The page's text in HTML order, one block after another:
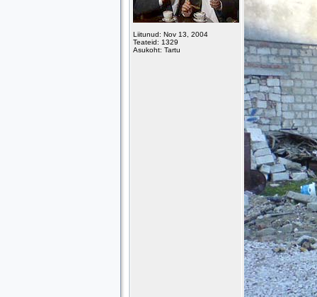
Liitunud: Nov 13, 2004
Teateid: 1329
Asukoht: Tartu